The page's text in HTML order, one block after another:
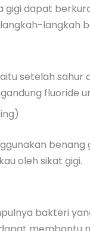
dapat
langkah
setelah
fluoride
oleh sikat gigi.
bakteri